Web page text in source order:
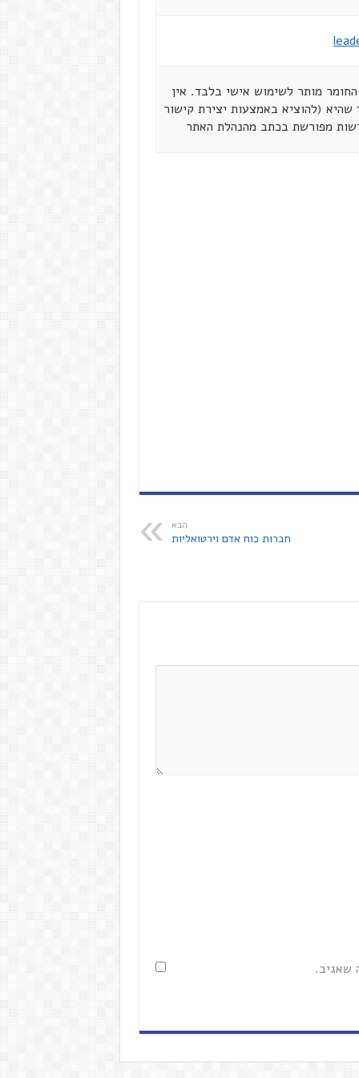
הזכויות שמורות ל"מנהיגים ברשת" ינואר 2003. החומר מותר לשימוש אישי בלבד. אין
(להוציא באמצעות יצירת קישור
מפורשת בכתב מהנהלת האתר
הבא
חברות כוח אדם וירטואליות
שאגיב.